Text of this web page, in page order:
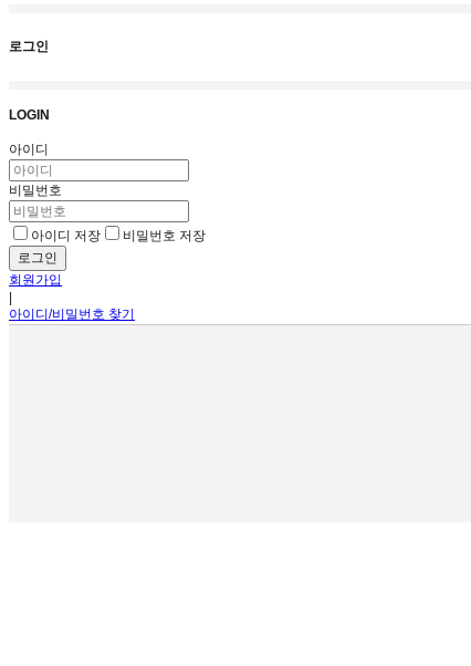
로그인
LOGIN
아이디
비밀번호
아이디 저장 비밀번호 저장
회원가입
아이디/비밀번호 찾기